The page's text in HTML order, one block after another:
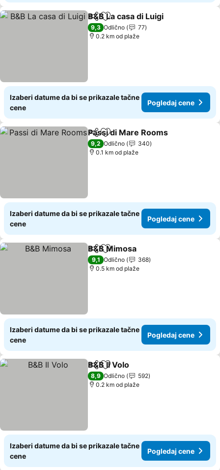
Deli Dodati u favorite
B&B La casa di Luigi
9,3 Odlično
77
0.2 km od plaže
Izaberi datume da bi se prikazale tačne
cene
Pogledaj cene
Deli Dodati u favorite
Passi di Mare Rooms
9,2 Odlično
340
0.1 km od plaže
Izaberi datume da bi se prikazale tačne
cene
Pogledaj cene
Deli Dodati u favorite
B&B Mimosa
9,1 Odlično
368
0.5 km od plaže
Izaberi datume da bi se prikazale tačne
cene
Pogledaj cene
Deli Dodati u favorite
B&B Il Volo
8,9 Odlično
592
0.2 km od plaže
Izaberi datume da bi se prikazale tačne
cene
Pogledaj cene